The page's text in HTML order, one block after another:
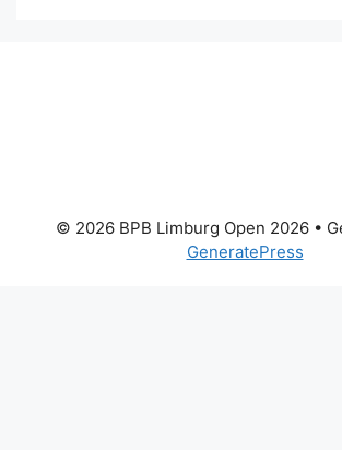
© 2026 BPB Limburg Open 2026•
GeneratePress